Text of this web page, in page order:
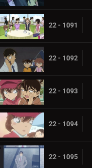
22 - 1091
22 - 1092
22 - 1093
22 - 1094
22 - 1095